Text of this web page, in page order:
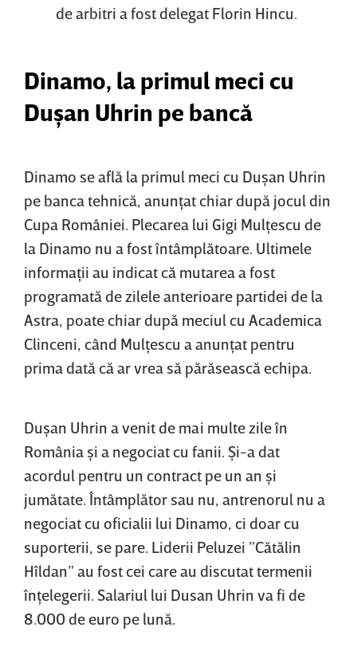
de arbitri a fost delegat Florin Hincu.
Dinamo, la primul meci cu
Duşan Uhrin pe bancă
Dinamo se află la primul meci cu Duşan Uhrin
pe banca tehnică, anunţat chiar după jocul din
Cupa României. Plecarea lui Gigi Mulţescu de
la Dinamo nu a fost întâmplătoare. Ultimele
informaţii au indicat că mutarea a fost
programată de zilele anterioare partidei de la
Astra, poate chiar după meciul cu Academica
Clinceni, când Mulţescu a anunţat pentru
prima dată că ar vrea să părăsească echipa.
Duşan Uhrin a venit de mai multe zile în
România şi a negociat cu fanii. Şi-a dat
acordul pentru un contract pe un an şi
jumătate. Întâmplător sau nu, antrenorul nu a
negociat cu oficialii lui Dinamo, ci doar cu
suporterii, se pare. Liderii Peluzei ”Cătălin
Hîldan” au fost cei care au discutat termenii
înţelegerii. Salariul lui Dusan Uhrin va fi de
8.000 de euro pe lună.